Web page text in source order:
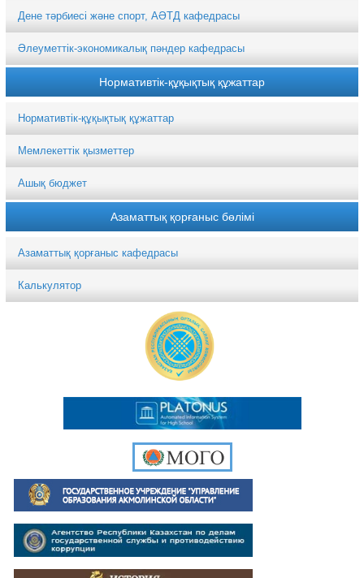
Дене тәрбиесі және спорт, АӘТД кафедрасы
Әлеуметтік-экономикалық пәндер кафедрасы
Нормативтік-құқықтық құжаттар
Нормативтік-құқықтық құжаттар
Мемлекеттік қызметтер
Ашық бюджет
Азаматтық қорғаныс бөлімі
Азаматтық қорғаныс кафедрасы
Калькулятор